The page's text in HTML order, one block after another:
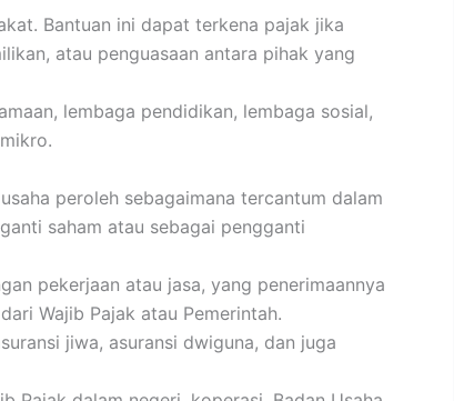
Bantuan ini dapat terkena pajak jika
atau penguasaan antara pihak yang
lembaga pendidikan, lembaga sosial,
peroleh sebagaimana tercantum dalam
saham atau sebagai pengganti
pekerjaan atau jasa, yang penerimaannya
Wajib Pajak atau Pemerintah.
jiwa, asuransi dwiguna, dan juga